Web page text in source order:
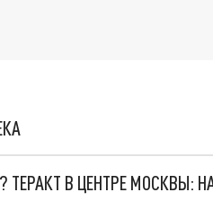
В ЦЕНТРЕ МОСКВЫ: